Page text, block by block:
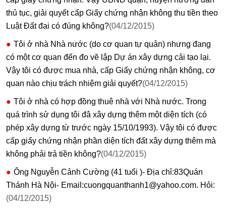
thủ tục, giải quyết cấp Giấy chứng nhận không thu tiền theo
Luật Đất đai có đúng không?(04/12/2015)
Tôi ở nhà Nhà nước (do cơ quan tự quản) nhưng đang
có một cơ quan đến đo vẽ lập Dự án xây dựng cải tạo lại.
Vậy tôi có được mua nhà, cấp Giấy chứng nhận không, cơ
quan nào chịu trách nhiệm giải quyết?(04/12/2015)
Tôi ở nhà có hợp đồng thuê nhà với Nhà nước. Trong
quá trình sử dụng tôi đâ xây dựng thêm một diện tích (có
phép xây dựng từ trước ngày 15/10/1993). Vậy tôi có được
cấp giấy chứng nhận phần diện tích đất xây dựng thêm mà
không phải trả tiền không?(04/12/2015)
Ông Nguyễn Cảnh Cường (41 tuổi )- Địa chỉ:83Quán
Thánh Hà Nội- Email:cuongquanthanh1@yahoo.com. Hỏi:
(04/12/2015)